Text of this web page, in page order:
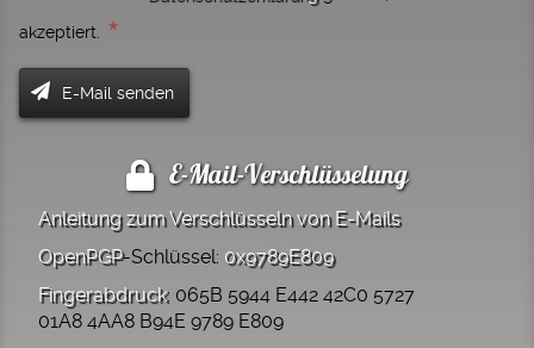
akzeptiert. *
E-Mail-Verschlüsselung
Anleitung zum Verschlüsseln von E-Mails
OpenPGP-Schlüssel: 0x9789E809
Fingerabdruck: 065B 5944 E442 42C0 5727
01A8 4AA8 B94E 9789 E809